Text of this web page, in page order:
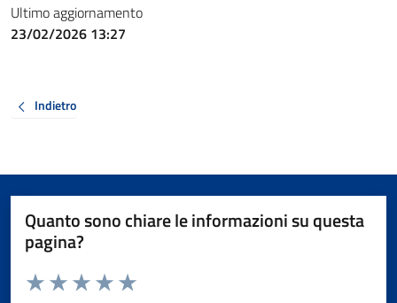
Ultimo aggiornamento
23/02/2026 13:27
Indietro
Quanto sono chiare le informazioni su questa
pagina?
Valuta da 1 a 5 stelle la pagina